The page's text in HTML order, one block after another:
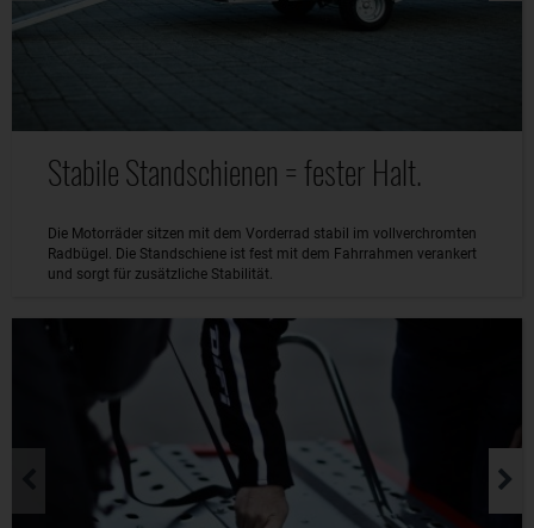
Stabile Standschienen = fester Halt.
Die Motorräder sitzen mit dem Vorderrad stabil im vollverchromten
Radbügel. Die Standschiene ist fest mit dem Fahrrahmen verankert
und sorgt für zusätzliche Stabilität.